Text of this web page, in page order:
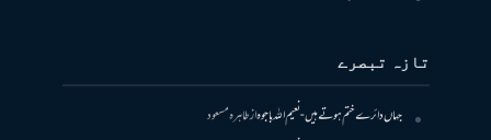
تازہ تبصرے
جہاں دائرے ختم ہوتے ہیں- نعیم اللہ باجوہازطاہرہ مسعود